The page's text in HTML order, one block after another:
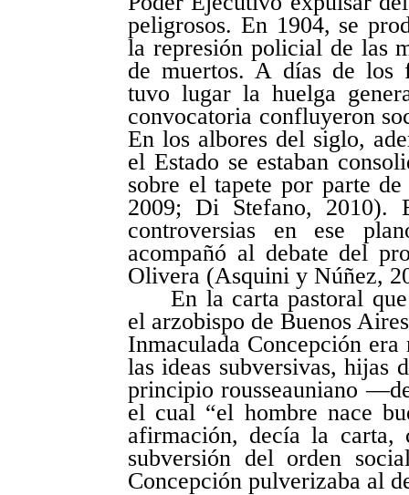
peligrosos. En 1904, se
la represión policial de las
de muertos. A días de los
tuvo lugar la huelga
convocatoria confluyeron
En los albores del siglo,
el Estado se estaban
sobre el tapete por parte
2009; Di Stefano, 2010).
controversias en ese
acompañó al debate del
Olivera (Asquini y Núñez,
En la carta pastoral
el arzobispo de Buenos
Inmaculada Concepción era
las ideas subversivas, hijas
principio rousseauniano
el cual “el hombre nace
afirmación, decía la
subversión del orden
Concepción pulverizaba al